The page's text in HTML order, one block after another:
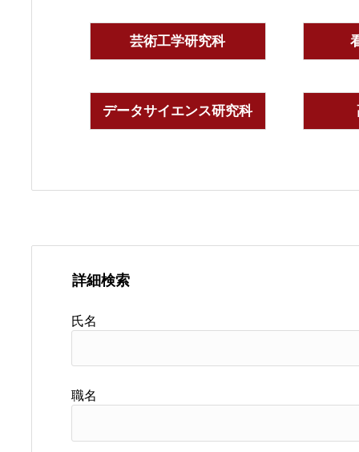
芸術工学研究科
データサイエンス研究科
詳細検索
氏名
職名